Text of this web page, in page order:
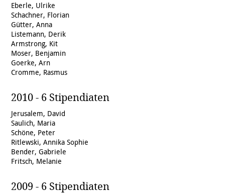
Eberle, Ulrike
Schachner, Florian
Gütter, Anna
Listemann, Derik
Armstrong, Kit
Moser, Benjamin
Goerke, Arn
Cromme, Rasmus
2010 - 6 Stipendiaten
Jerusalem, David
Saulich, Maria
Schöne, Peter
Ritlewski, Annika Sophie
Bender, Gabriele
Fritsch, Melanie
2009 - 6 Stipendiaten